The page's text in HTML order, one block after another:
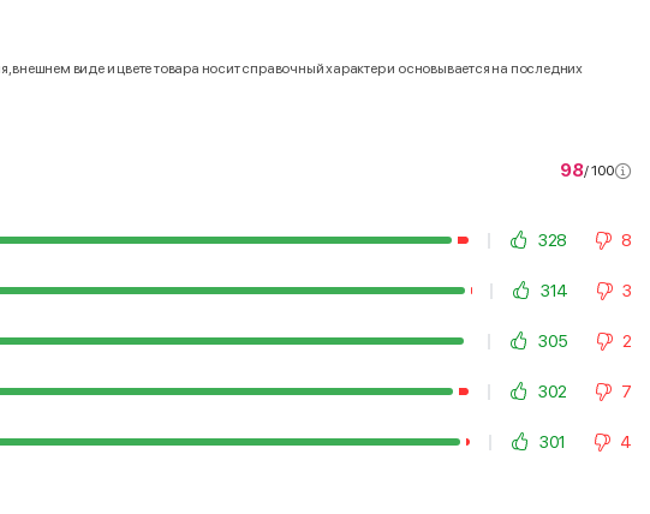
внешнем виде и цвете товара носит справочный характер и основывается на последних
98/ 100
328 8
314 3
305 2
302 7
301 4